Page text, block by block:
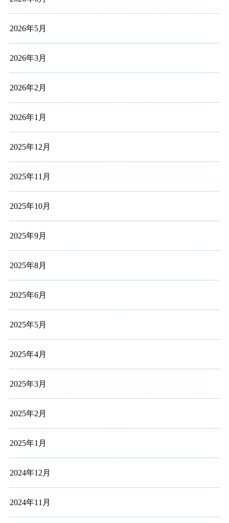
2026年5月
2026年3月
2026年2月
2026年1月
2025年12月
2025年11月
2025年10月
2025年9月
2025年8月
2025年6月
2025年5月
2025年4月
2025年3月
2025年2月
2025年1月
2024年12月
2024年11月